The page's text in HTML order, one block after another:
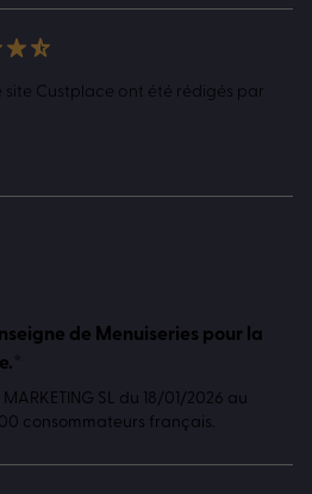
site Custplace ont été rédigés par
de Menuiseries pour la
SL du 18/01/2026 au
consommateurs français.